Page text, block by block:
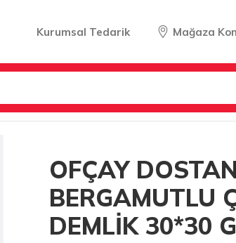
Kurumsal Tedarik Mağaza
30*30 GR(900 GR)
OFÇAY
BERGAMUTLU
DEMLİK 30*30